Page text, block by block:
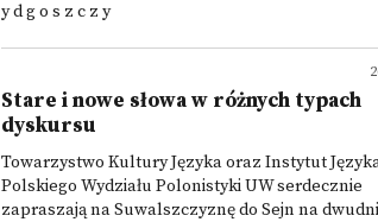
y d g o s z c z y
Stare i nowe słowa w różnych typach
dyskursu
Towarzystwo Kultury Języka oraz Instytut
Polskiego Wydziału Polonistyki UW serdecznie
zapraszają na Suwalszczyznę do Sejn na